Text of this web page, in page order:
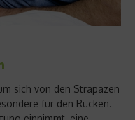
sich von den Strapazen
für den Rücken.